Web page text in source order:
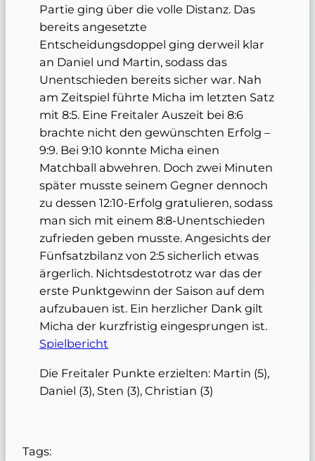
Partie ging über die volle Distanz. Das
bereits angesetzte
Entscheidungsdoppel ging derweil klar
an Daniel und Martin, sodass das
Unentschieden bereits sicher war. Nah
am Zeitspiel führte Micha im letzten Satz
mit 8:5. Eine Freitaler Auszeit bei 8:6
brachte nicht den gewünschten Erfolg –
9:9. Bei 9:10 konnte Micha einen
Matchball abwehren. Doch zwei Minuten
später musste seinem Gegner dennoch
zu dessen 12:10-Erfolg gratulieren, sodass
man sich mit einem 8:8-Unentschieden
zufrieden geben musste. Angesichts der
Fünfsatzbilanz von 2:5 sicherlich etwas
ärgerlich. Nichtsdestotrotz war das der
erste Punktgewinn der Saison auf dem
aufzubauen ist. Ein herzlicher Dank gilt
Micha der kurzfristig eingesprungen ist.
Spielbericht
Die Freitaler Punkte erzielten: Martin (5),
Daniel (3), Sten (3), Christian (3)
Tags: